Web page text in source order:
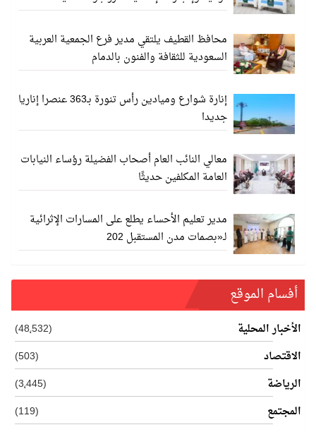
محافظ القطيف يلتقي مدير فرع الجمعية العربية
السعودية للثقافة والفنون بالدمام
إنارة شوارع وميادين رأس تنورة بـ363 عنصرا إناريا
جديدا
معالي النائب العام أصحاب الفضيلة رؤساء النيابات
العامة المكلفين حديثًا
مدير تعليم الأحساء يطلع على المسارات الإثرائية
لـ«بصمات مدن المستقبل 202
أفسام الموقع
الأخبار المحلية
(48٬532)
الاقتصاد
(503)
الرياضة
(3٬445)
المجتمع
(119)